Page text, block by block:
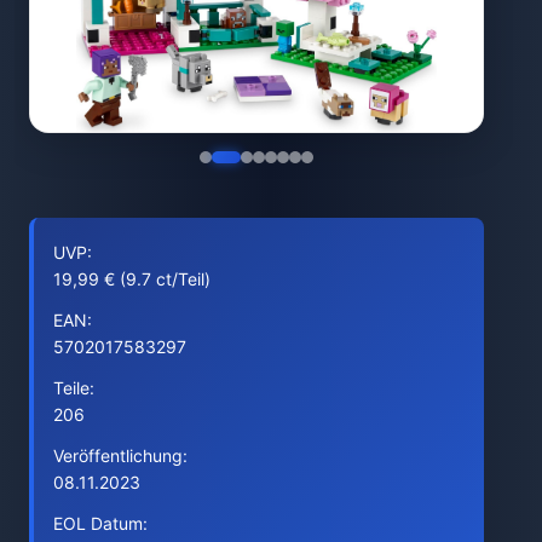
UVP:
19,99 € (9.7 ct/Teil)
EAN:
5702017583297
Teile:
206
Veröffentlichung:
08.11.2023
EOL Datum: